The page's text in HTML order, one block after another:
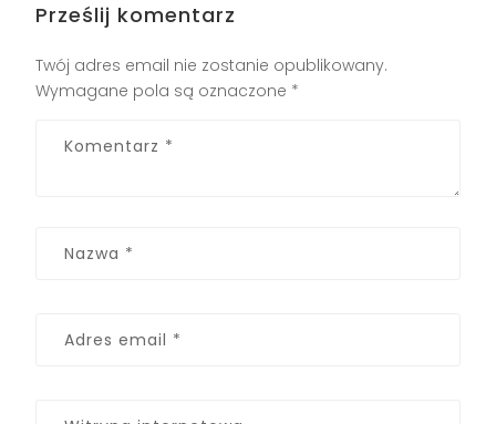
Prześlij komentarz
Twój adres email nie zostanie opublikowany.
Wymagane pola są oznaczone *